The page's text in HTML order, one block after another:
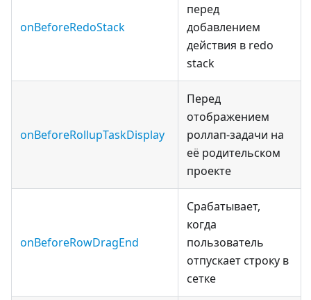
onBeforeRedoStack
перед
добавлением
действия в redo
stack
onBeforeRollupTaskDisplay
Перед
отображением
роллап-задачи на
её родительском
проекте
onBeforeRowDragEnd
Срабатывает,
когда
пользователь
отпускает строку в
сетке